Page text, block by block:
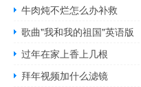
牛肉炖不烂怎么办补救
歌曲"我和我的祖国"英语版
过年在家上香上几根
拜年视频加什么滤镜